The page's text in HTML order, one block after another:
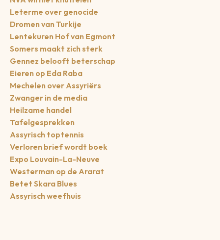
Leterme over genocide
Dromen van Turkije
Lentekuren Hof van Egmont
Somers maakt zich sterk
Gennez belooft beterschap
Eieren op Eda Raba
Mechelen over Assyriërs
Zwanger in de media
Heilzame handel
Tafelgesprekken
Assyrisch toptennis
Verloren brief wordt boek
Expo Louvain-La-Neuve
Westerman op de Ararat
Betet Skara Blues
Assyrisch weefhuis